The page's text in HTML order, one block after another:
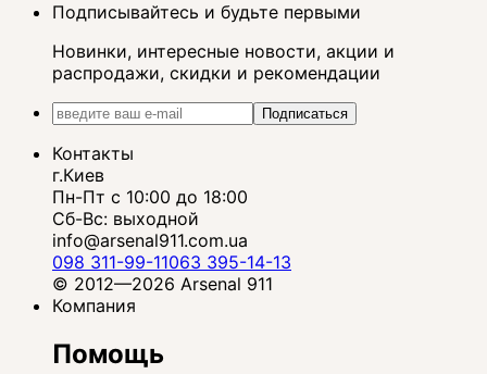
Подписывайтесь и будьте первыми
Новинки, интересные новости, акции и
распродажи, скидки и рекомендации
Подписаться
Контакты
г.Киев
Пн-Пт с 10:00 до 18:00
Сб-Вс: выходной
info@arsenal911.com.ua
098 311-99-11063 395-14-13
© 2012—2026 Arsenal 911
Компания
Помощь